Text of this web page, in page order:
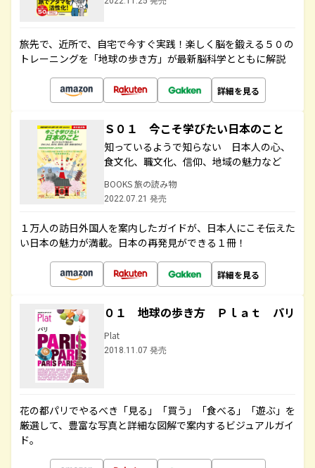
旅先で、近所で、自宅で今すぐ実践！楽しく脳を鍛える５０の
トレーニングを「地球の歩き方」が最新脳科学とともに解説
詳細を見る
Ｓ０１ 今こそ学びたい日本のこと
知っているようで知らない 日本人の心、
食文化、職文化、信仰、地域の魅力など
BOOKS 旅の読み物
2022.07.21 発売
１万人の訪日外国人を案内したガイドが、日本人にこそ伝えた
い日本の魅力が満載。日本の再発見ができる１冊！
詳細を見る
０１ 地球の歩き方 Ｐｌａｔ パリ
Plat
2018.11.07 発売
花の都パリでやるべき「見る」「買う」「食べる」「遊ぶ」を
厳選して、豊富な写真と詳細な図解で案内するビジュアルガイ
ド。